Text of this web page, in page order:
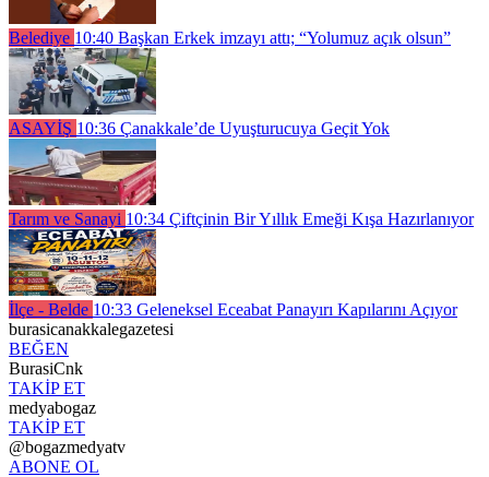
Belediye 10:40 Başkan Erkek imzayı attı; “Yolumuz açık olsun”
ASAYİŞ 10:36 Çanakkale’de Uyuşturucuya Geçit Yok
Tarım ve Sanayi 10:34 Çiftçinin Bir Yıllık Emeği Kışa Hazırlanıyor
İlçe - Belde 10:33 Geleneksel Eceabat Panayırı Kapılarını Açıyor
burasicanakkalegazetesi
BEĞEN
BurasiCnk
TAKİP ET
medyabogaz
TAKİP ET
@bogazmedyatv
ABONE OL